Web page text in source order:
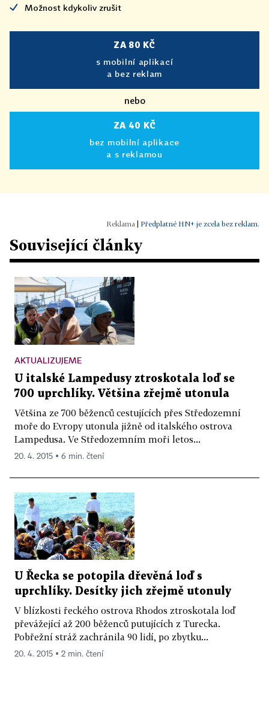
Možnost kdykoliv zrušit
ZA 80 KČ
s mobilní aplikací
a bez reklam
nebo
ZA 40 KČ
bez mobilní aplikace
a s reklamou
Předplatné HN+ je zcela bez reklam.
Související články
AKTUALIZUJEME
U italské Lampedusy ztroskotala loď se
700 uprchlíky. Většina zřejmě utonula
Většina ze 700 běženců cestujících přes Středozemní
moře do Evropy utonula jižně od italského ostrova
Lampedusa. Ve Středozemním moři letos...
20. 4. 2015 ▪ 6 min. čtení
U Řecka se potopila dřevěná loď s
uprchlíky. Desítky jich zřejmě utonuly
V blízkosti řeckého ostrova Rhodos ztroskotala loď
převážející až 200 běženců putujících z Turecka.
Pobřežní stráž zachránila 90 lidí, po zbytku...
20. 4. 2015 ▪ 2 min. čtení